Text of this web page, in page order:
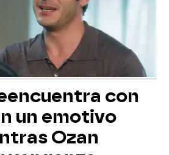
con
un emotivo
Ozan